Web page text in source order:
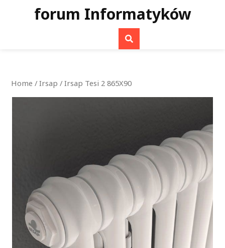
forum Informatyków
Home / Irsap / Irsap Tesi 2 865X90